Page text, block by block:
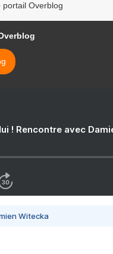
portail Overblog
! Rencontre avec
Witecka